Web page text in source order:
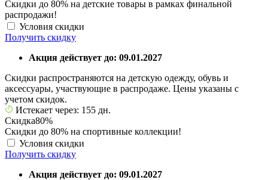
Скидки до 80% на детские товары в рамках финальной
распродажи!
Условия скидки
Получить скидку
Акция действует до: 09.01.2027
Скидки распространяются на детскую одежду, обувь и
аксессуары, участвующие в распродаже. Цены указаны с
учетом скидок.
Истекает через: 155 дн.
Скидка80%
Скидки до 80% на спортивные коллекции!
Условия скидки
Получить скидку
Акция действует до: 09.01.2027